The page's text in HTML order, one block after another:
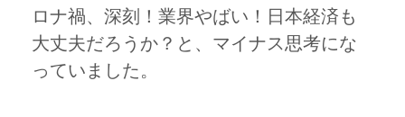
ロナ禍、深刻！業界やばい！日本経済も
大丈夫だろうか？と、マイナス思考にな
っていました。